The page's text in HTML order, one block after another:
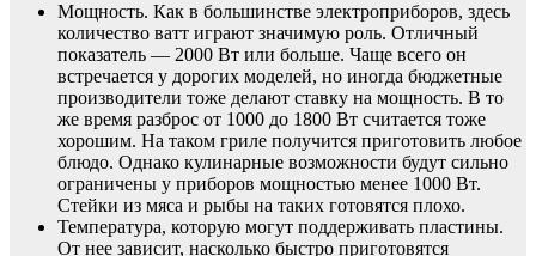
Мощность. Как в большинстве электроприборов, здесь
количество ватт играют значимую роль. Отличный
показатель — 2000 Вт или больше. Чаще всего он
встречается у дорогих моделей, но иногда бюджетные
производители тоже делают ставку на мощность. В то
же время разброс от 1000 до 1800 Вт считается тоже
хорошим. На таком гриле получится приготовить любое
блюдо. Однако кулинарные возможности будут сильно
ограничены у приборов мощностью менее 1000 Вт.
Стейки из мяса и рыбы на таких готовятся плохо.
Температура, которую могут поддерживать пластины.
От нее зависит, насколько быстро приготовятся